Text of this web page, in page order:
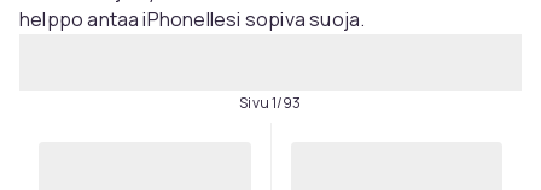
helppo antaa iPhonellesi sopiva suoja.
Sivu 1/93